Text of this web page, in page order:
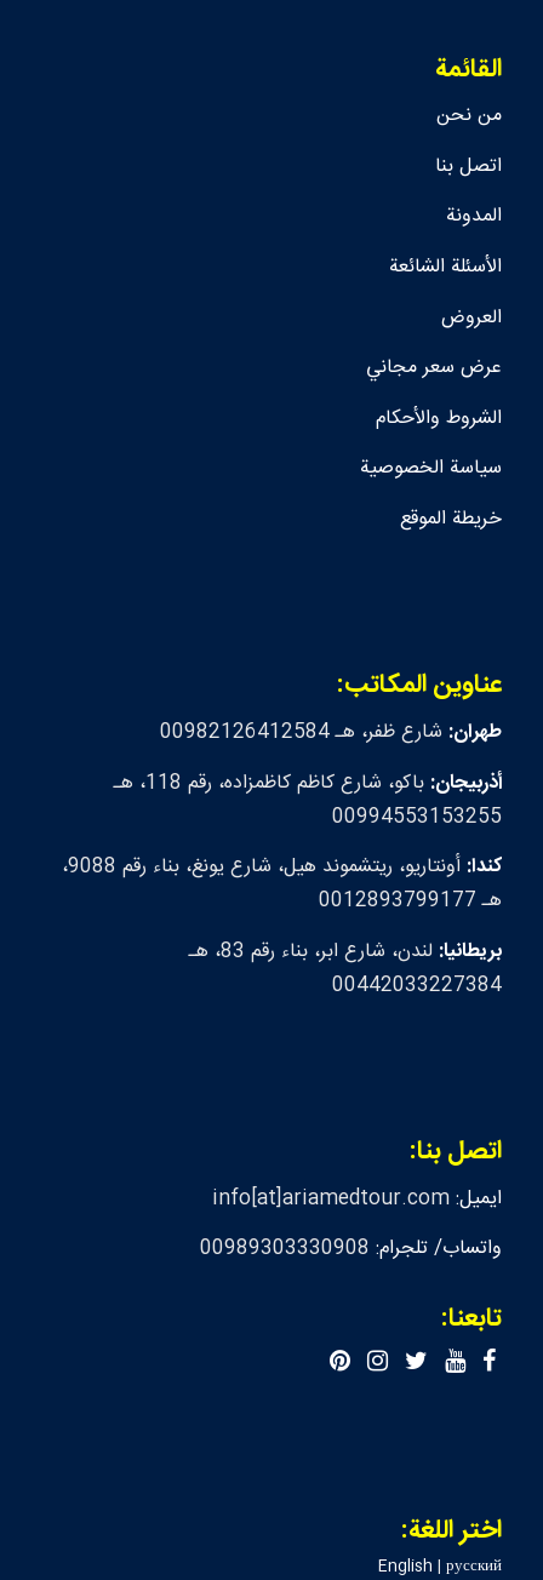
القائمة
من نحن
اتصل بنا
المدونة
الأسئلة الشائعة
العروض
عرض سعر مجاني
الشروط والأحكام
سياسة الخصوصية
خريطة الموقع
عناوين المكاتب:
طهران: شارع ظفر، هـ 00982126412584
أذربيجان:
باكو، شارع كاظم كاظمزاده، رقم 118، هـ
00994553153255
كندا:
أونتاريو، ريتشموند هيل، شارع يونغ، بناء رقم 9088،
هـ 0012893799177
بريطانيا:
لندن، شارع ابر، بناء رقم 83، هـ
00442033227384
اتصل بنا:
ايميل:info[at]ariamedtour.com
واتساب/ تلجرام: 00989303330908
تابعنا:
اختر اللغة:
English |русский